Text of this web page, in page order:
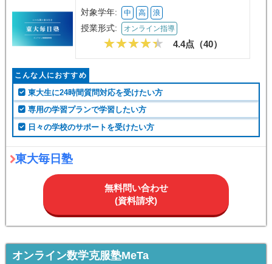
対象学年: 中 高 浪
授業形式: オンライン指導
4.4点（40）
こんな人におすすめ
東大生に24時間質問対応を受けたい方
専用の学習プランで学習したい方
日々の学校のサポートを受けたい方
東大毎日塾
無料問い合わせ
(資料請求)
オンライン数学克服塾MeTa